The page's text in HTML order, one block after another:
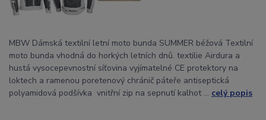
MBW Dámská textilní letní moto bunda SUMMER béžová Textilní
moto bunda vhodná do horkých letních dnů. textilie Airdura a
hustá vysocepevnostní síťovina vyjímatelné CE protektory na
loktech a ramenou poretenový chránič páteře antiseptická
polyamidová podšívka vnitřní zip na sepnutí kalhot ... celý popis